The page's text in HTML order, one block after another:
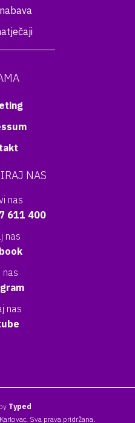
NAS
nas
611 400
nas
nas
nas
Typed
Sva prava pridržana.